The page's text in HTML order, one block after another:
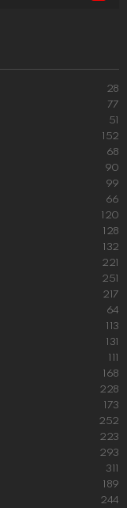
28
77
51
152
68
90
99
66
120
128
132
221
251
217
64
113
131
111
168
228
173
252
223
293
311
189
244